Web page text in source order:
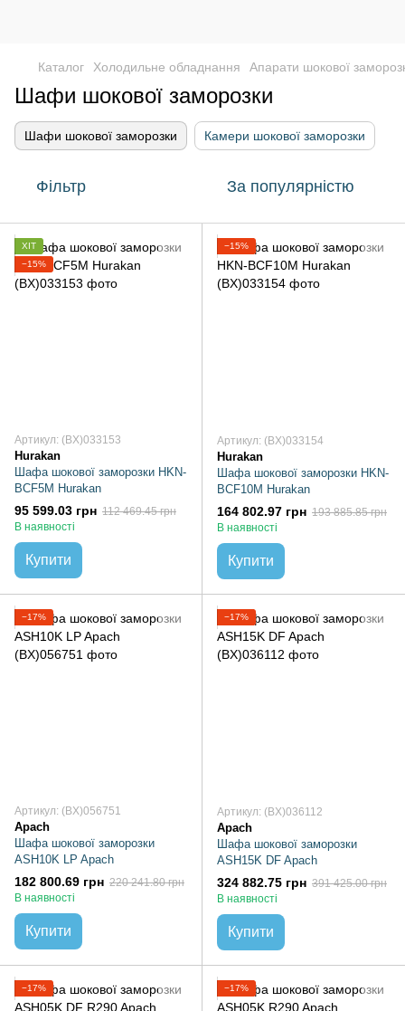
Каталог Холодильне обладнання Апарати шокової
Шафи шокової заморозки
Шафи шокової заморозки Камери шокової заморозки
Фільтр За популярністю
ХІТ
−15%
Артикул: (BX)033153
Hurakan
Шафа шокової заморозки HKN-
BCF5M Hurakan
95 599.03 грн 112 469.45 грн
В наявності
Купити
−15%
Артикул: (BX)033154
Hurakan
Шафа шокової заморозки HKN-
BCF10M Hurakan
164 802.97 грн 193 885.85 грн
В наявності
Купити
−17%
Артикул: (BX)056751
Apach
Шафа шокової заморозки
ASH10K LP Apach
182 800.69 грн 220 241.80 грн
В наявності
Купити
−17%
Артикул: (BX)036112
Apach
Шафа шокової заморозки
ASH15K DF Apach
324 882.75 грн 391 425.00 грн
В наявності
Купити
−17% −17%